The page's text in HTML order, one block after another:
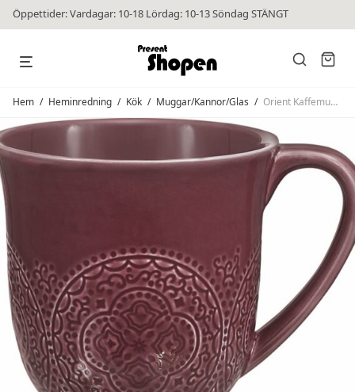
Öppettider: Vardagar: 10-18 Lördag: 10-13 Söndag STÄNGT
Hem / Heminredning / Kök / Muggar/Kannor/Glas / Orient Kaffemugg Wine